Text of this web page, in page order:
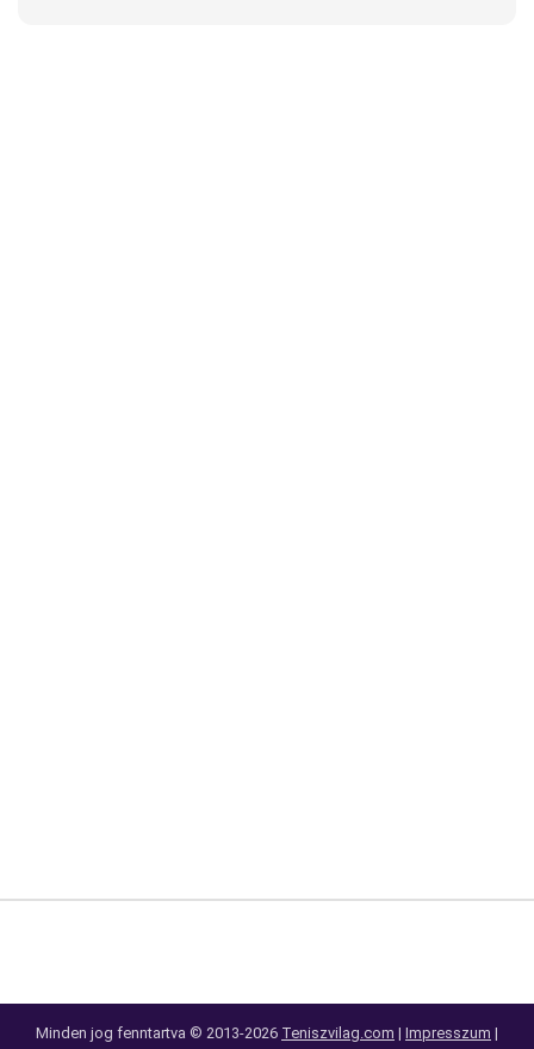
Minden jog fenntartva © 2013-2026 Teniszvilag.com | Impresszum |